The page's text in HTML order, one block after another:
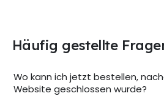
Häufig gestellte
Wo kann ich jetzt bestellen,
Website geschlossen wurde?